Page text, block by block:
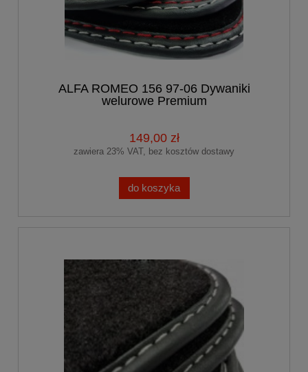
ALFA ROMEO 156 97-06 Dywaniki
welurowe Premium
149,00 zł
zawiera 23% VAT, bez kosztów dostawy
do koszyka